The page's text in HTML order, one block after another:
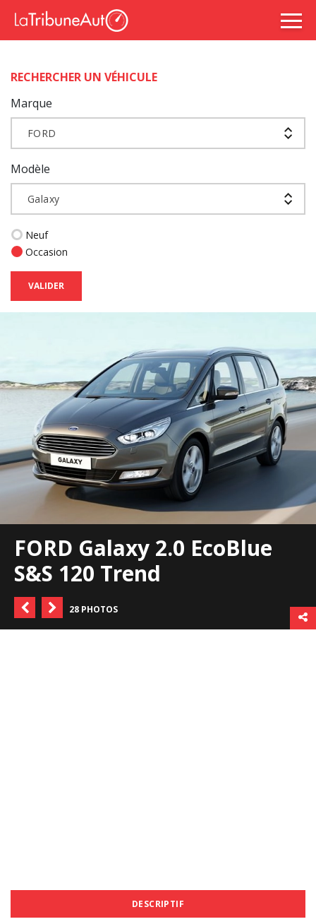
RECHERCHER UN VÉHICULE
Marque
FORD
Modèle
Galaxy
Neuf
Occasion
VALIDER
FORD Galaxy 2.0 EcoBlue
S&S 120 Trend
28 PHOTOS
DESCRIPTIF